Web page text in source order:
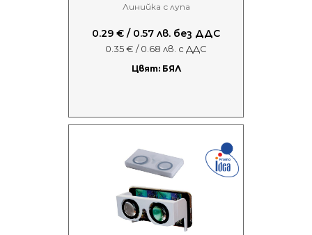
Линийка с лупа
0.29 € / 0.57 лв. без ДДС
0.35 € / 0.68 лв. с ДДС
Цвят: БЯЛ